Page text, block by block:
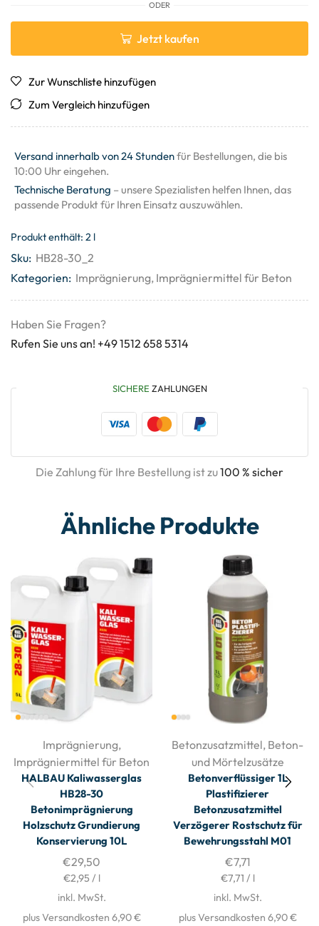
ODER
Jetzt kaufen
Zur Wunschliste hinzufügen
Zum Vergleich hinzufügen
Versand innerhalb von 24 Stundenfür Bestellungen, die bis
10:00 Uhr eingehen.
Technische Beratung – unsere Spezialisten helfen Ihnen, das
passende Produkt für Ihren Einsatz auszuwählen.
Produkt enthält: 2 l
Sku: HB28-30_2
Kategorien: Imprägnierung, Imprägniermittel für Beton
Haben Sie Fragen?
Rufen Sie uns an! +49 1512 658 5314
SICHERE ZAHLUNGEN
Die Zahlung für Ihre Bestellung ist zu100 % sicher
Ähnliche Produkte
Imprägnierung,
Imprägniermittel für Beton
HALBAU Kaliwasserglas
HB28-30
Betonimprägnierung
Holzschutz Grundierung
Konservierung 10L
€29,50
€2,95 / l
inkl. MwSt.
plus Versandkosten 6,90 €
Betonzusatzmittel, Beton-
und Mörtelzusätze
Betonverflüssiger 1L
Plastifizierer
Betonzusatzmittel
Verzögerer Rostschutz für
Bewehrungsstahl M01
€7,71
€7,71 / l
inkl. MwSt.
plus Versandkosten 6,90 €